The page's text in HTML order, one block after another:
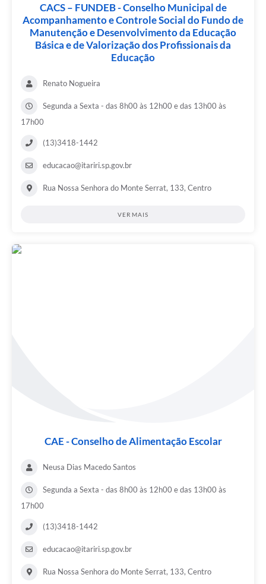
CACS – FUNDEB - Conselho Municipal de
Acompanhamento e Controle Social do Fundo de
Manutenção e Desenvolvimento da Educação
Básica e de Valorização dos Profissionais da
Educação
Renato Nogueira
Segunda a Sexta - das 8h00 às 12h00 e das 13h00 às
17h00
(13)3418-1442
educacao@itariri.sp.gov.br
Rua Nossa Senhora do Monte Serrat, 133, Centro
VER MAIS
CAE - Conselho de Alimentação Escolar
Neusa Dias Macedo Santos
Segunda a Sexta - das 8h00 às 12h00 e das 13h00 às
17h00
(13)3418-1442
educacao@itariri.sp.gov.br
Rua Nossa Senhora do Monte Serrat, 133, Centro